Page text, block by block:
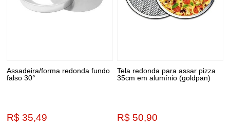
Assadeira/forma redonda fundo
falso 30°
R$ 35,49
Tela redonda para assar pizza
35cm em alumínio (goldpan)
R$ 50,90